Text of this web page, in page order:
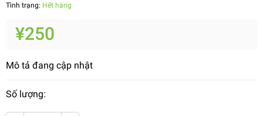
Tình trạng: Hết hàng
¥250
Mô tả đang cập nhật
Số lượng: